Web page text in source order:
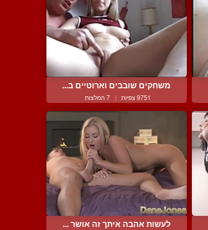
משחקים שובבים וארוטיים ב...
9751 צפיות | 7 המלצות
לעשות אהבה איתך זה אושר ...